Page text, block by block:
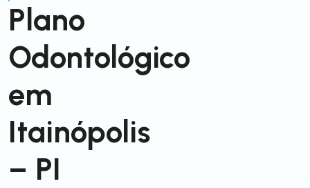
Plano
Odontológico
em
Itainópolis
– PI